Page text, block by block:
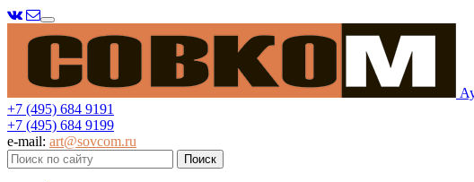
Меню
+7 (495) 684 9191
+7 (495) 684 9199
e-mail: art@sovcom.ru